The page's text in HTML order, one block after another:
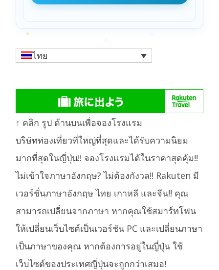
ไทย
↑ คลิก รูป ด้านบนเพื่อจองโรงแรม
บริษัทท่องเที่ยวที่ใหญ่ที่สุดและได้รับความนิยม
มากที่สุดในญี่ปุ่น!! จองโรงแรมได้ในราคาสุดคุ้ม!!
ไม่เข้าใจภาษาอังกฤษ? ไม่ต้องกังวล!! Rakuten มี
เวอร์ชั่นภาษาอังกฤษ ไทย เกาหลี และจีน!! คุณ
สามารถเปลี่ยนจากภาษา หากคุณใช้สมาร์ทโฟน
ให้เปลี่ยนเว็บไซต์เป็นเวอร์ชัน PC และเปลี่ยนภาษา
เป็นภาษาของคุณ หากต้องการอยู่ในญี่ปุ่น ใช้
เว็บไซต์ของประเทศญี่ปุ่นจะถูกกว่าเสมอ!